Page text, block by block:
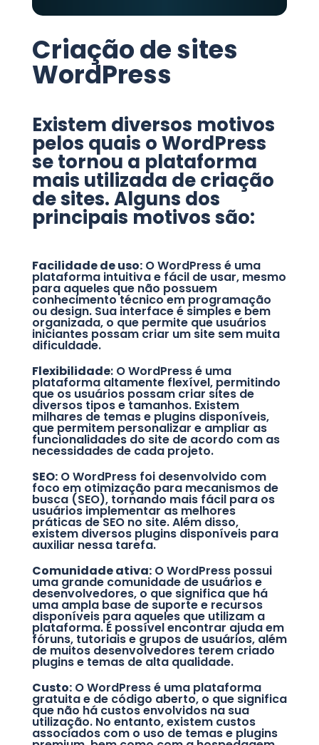
Criação de sites
WordPress
Existem diversos motivos
pelos quais o WordPress
se tornou a plataforma
mais utilizada de criação
de sites. Alguns dos
principais motivos são:
Facilidade de uso:O WordPress é uma
plataforma intuitiva e fácil de usar, mesmo
para aqueles que não possuem
conhecimento técnico em programação
ou design. Sua interface é simples e bem
organizada, o que permite que usuários
iniciantes possam criar um site sem muita
dificuldade.
Flexibilidade: O WordPress é uma
plataforma altamente flexível, permitindo
que os usuários possam criar sites de
diversos tipos e tamanhos. Existem
milhares de temas e plugins disponíveis,
que permitem personalizar e ampliar as
funcionalidades do site de acordo com as
necessidades de cada projeto.
SEO:O WordPress foi desenvolvido com
foco em otimização para mecanismos de
busca (SEO), tornando mais fácil para os
usuários implementar as melhores
práticas de SEO no site. Além disso,
existem diversos plugins disponíveis para
auxiliar nessa tarefa.
Comunidade ativa:O WordPress possui
uma grande comunidade de usuários e
desenvolvedores, o que significa que há
uma ampla base de suporte e recursos
disponíveis para aqueles que utilizam a
plataforma. É possível encontrar ajuda em
fóruns, tutoriais e grupos de usuários, além
de muitos desenvolvedores terem criado
plugins e temas de alta qualidade.
Custo:O WordPress é uma plataforma
gratuita e de código aberto, o que significa
que não há custos envolvidos na sua
utilização. No entanto, existem custos
associados com o uso de temas e plugins